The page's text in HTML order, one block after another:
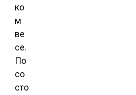
ко
м
ве
се.
По
со
сто